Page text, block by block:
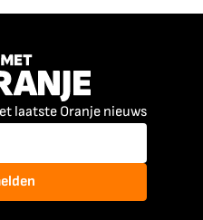
laatste Oranje nieuws